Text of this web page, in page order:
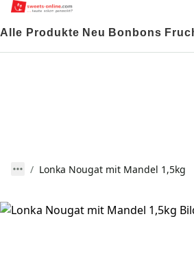
Alle Produkte Neu Bonbons
Lonka Nougat mit Mandel 1,5kg